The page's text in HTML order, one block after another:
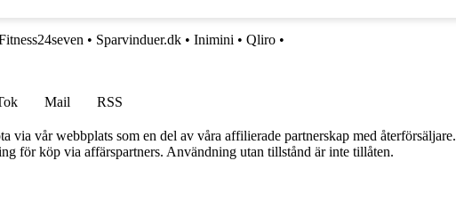
• Sparvinduer.dk • Inimini • Qliro •
Mail
RSS
vår webbplats som en del av våra affilierade partnerskap med återförsäljare.
för köp via affärspartners. Användning utan tillstånd är inte tillåten.